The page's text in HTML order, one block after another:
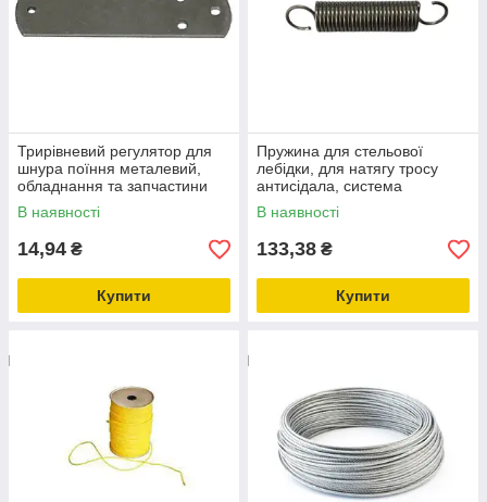
Трирівневий регулятор для
шнура поїння металевий,
обладнання та запчастини
для птахівництва
В наявності
14,94 ₴
Купити
Пружина для стельової
лебідки, для натягу тросу
антисідала, система
годування для птахівників
В наявності
133,38 ₴
Купити